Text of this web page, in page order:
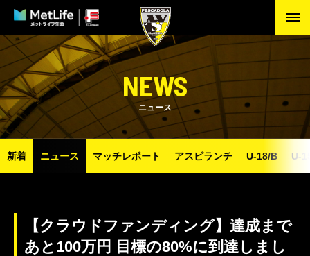
NEWS
ニュース
新着 ニュース マッチレポート アスピランチ U-18/B U-
【クラウドファンディング】達成まで
あと100万円 目標の80%に到達しまし